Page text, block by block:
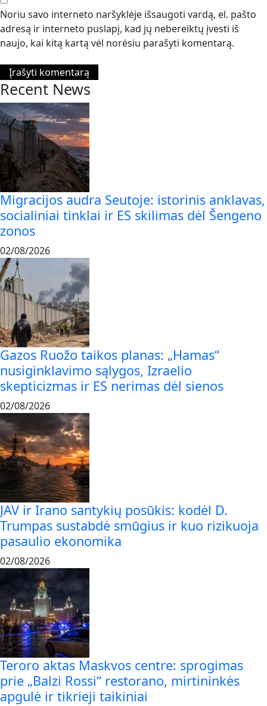
Noriu savo interneto naršyklėje išsaugoti vardą, el. pašto
adresą ir interneto puslapį, kad jų nebereiktų įvesti iš
naujo, kai kitą kartą vėl norėsiu parašyti komentarą.
Recent News
Migracijos audra Seutoje: istorinis anklavas,
socialiniai tinklai ir ES skilimas dėl Šengeno
zonos
02/08/2026
Gazos Ruožo taikos planas: „Hamas“
nusiginklavimo sąlygos, Izraelio
skepticizmas ir ES nerimas dėl sienos
02/08/2026
JAV ir Irano santykių posūkis: kodėl D.
Trumpas sustabdė smūgius ir kuo rizikuoja
pasaulio ekonomika
02/08/2026
Teroro aktas Maskvos centre: sprogimas
prie „Balzi Rossi“ restorano, mirtininkės
apgulė ir tikrieji taikiniai